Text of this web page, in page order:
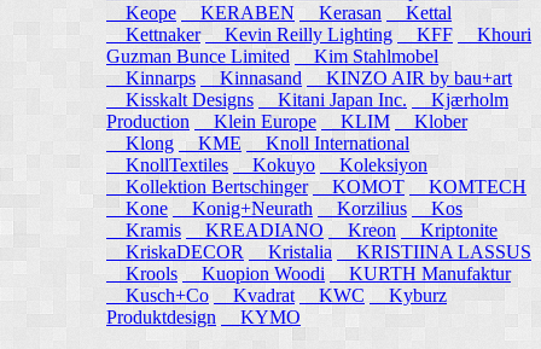
Keope
KERABEN Kerasan
Kettal
Kettnaker Kevin Reilly Lighting KFF
Khouri
Guzman Bunce Limited
Kim Stahlmobel
Kinnarps
Kinnasand
KINZO AIR by bau+art
Kisskalt Designs
Kitani Japan Inc.
Kjærholm
Production
Klein Europe KLIM
Klober
Klong
KME
Knoll International
KnollTextiles
Kokuyo
Koleksiyon
Kollektion Bertschinger KOMOT
KOMTECH
Kone
Konig+Neurath Korzilius
Kos
Kramis
KREADIANO Kreon
Kriptonite
KriskaDECOR
Kristalia
KRISTIINA LASSUS
Krools
Kuopion Woodi
KURTH Manufaktur
Kusch+Co
Kvadrat KWC
Kyburz
Produktdesign
KYMO